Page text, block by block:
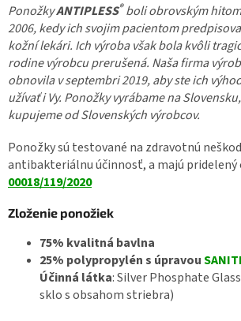
PonožkyANTIPLESS®boli obrovským
2006, kedy ich svojim pacientom
kožní lekári. Ich výroba však bola kvôli
rodine výrobcu prerušená. Naša firma
obnovila v septembri 2019, aby ste ich
užívať i Vy. Ponožky vyrábame na
kupujeme od Slovenských výrobcov.
Ponožky sú testované na zdravotnú
antibakteriálnu účinnosť, a majú
00018/119/2020
Zloženie ponožiek
75% kvalitná bavlna
25% polypropylén s úpravou
Účinná látka: Silver Phosphate
sklo s obsahom striebra)